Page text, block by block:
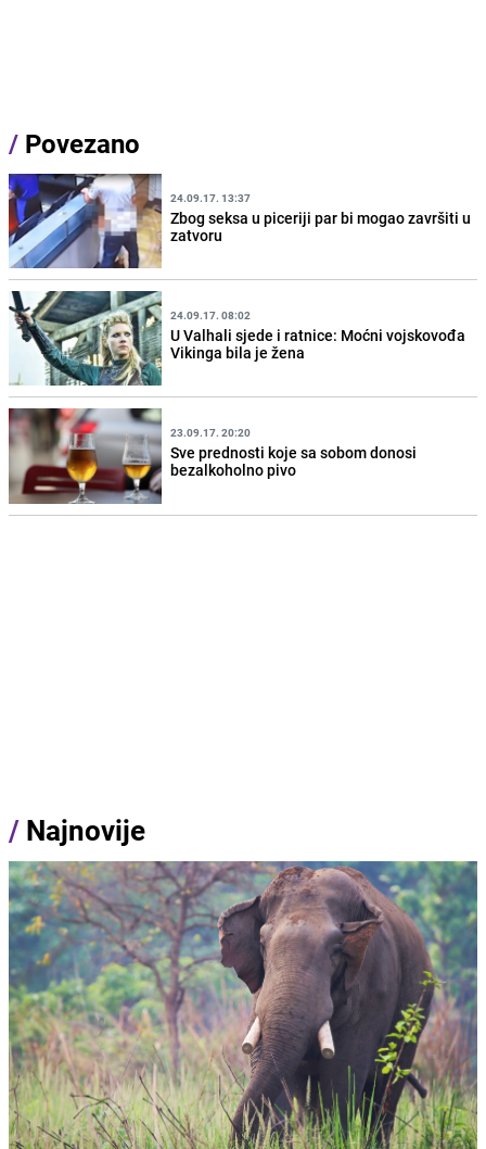
/ Povezano
24.09.17. 13:37
Zbog seksa u piceriji par bi mogao završiti u
zatvoru
24.09.17. 08:02
U Valhali sjede i ratnice: Moćni vojskovođa
Vikinga bila je žena
23.09.17. 20:20
Sve prednosti koje sa sobom donosi
bezalkoholno pivo
/ Najnovije